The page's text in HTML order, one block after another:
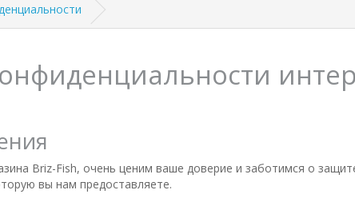
Briz-Fish, очень ценим ваше доверие и заботимся о
вы нам предоставляете.